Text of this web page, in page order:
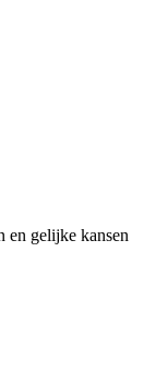
en gelijke kansen